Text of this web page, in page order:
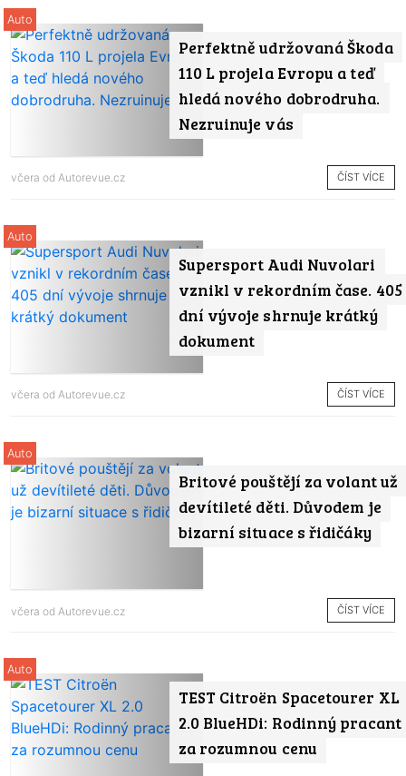
Perfektně udržovaná Škoda
110 L projela Evropu a teď
hledá nového dobrodruha.
Nezruinuje vás
Auto
včera od Autorevue.cz ČÍST VÍCE
Supersport Audi Nuvolari
vznikl v rekordním čase. 405
dní vývoje shrnuje krátký
dokument
Auto
včera od Autorevue.cz ČÍST VÍCE
Britové pouštějí za volant už
devítileté děti. Důvodem je
bizarní situace s řidičáky
Auto
včera od Autorevue.cz ČÍST VÍCE
TEST Citroën Spacetourer XL
2.0 BlueHDi: Rodinný pracant
za rozumnou cenu
Auto